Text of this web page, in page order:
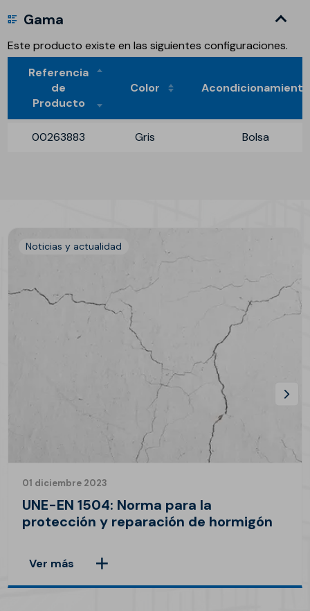
Gama
Este producto existe en las siguientes configuraciones.
Referencia
de
Producto
Color Acondicionamiento
00263883 Gris Bolsa
Noticias y actualidad
01 diciembre 2023
UNE-EN 1504: Norma para la
protección y reparación de hormigón
Ver más